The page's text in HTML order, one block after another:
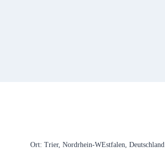
Ort: Trier, Nordrhein-WEstfalen, Deutschland